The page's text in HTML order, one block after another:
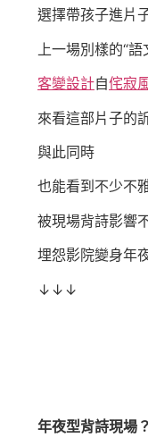
選擇帶孩子進片
上一場別樣的“語
客變設計自侘寂
來看這部片子的
與此同時
也能看到不少不
被現場背詩影響
埋怨影院變身年
↓↓↓
年夜型背詩現場？